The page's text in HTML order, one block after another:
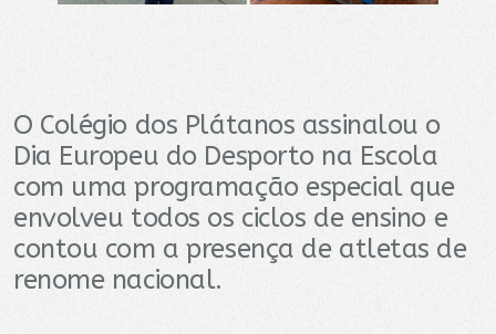
O Colégio dos Plátanos assinalou o
Dia Europeu do Desporto na Escola
com uma programação especial que
envolveu todos os ciclos de ensino e
contou com a presença de atletas de
renome nacional.